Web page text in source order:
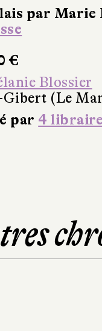
par Marie
€
Blossier
(Le
par 4